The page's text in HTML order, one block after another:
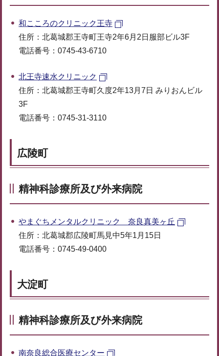
和こころのクリニック王寺
住所：北葛城郡王寺町王寺2年6月2日服部ビル3F
電話番号：0745-43-6710
北王寺速水クリニック
住所：北葛城郡王寺町久度2年13月7日 みりおんビル
3F
電話番号：0745-31-3110
広陵町
精神科診療所及び外来病院
やまぐちメンタルクリニック 奈良真美ヶ丘
住所：北葛城郡広陵町馬見中5年1月15日
電話番号：0745-49-0400
大淀町
精神科診療所及び外来病院
南奈良総合医療センター